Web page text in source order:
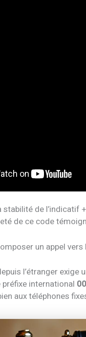
stabilité de l’indicatif
de ce code
un appel vers
l’étranger exige
international 00
aux téléphones